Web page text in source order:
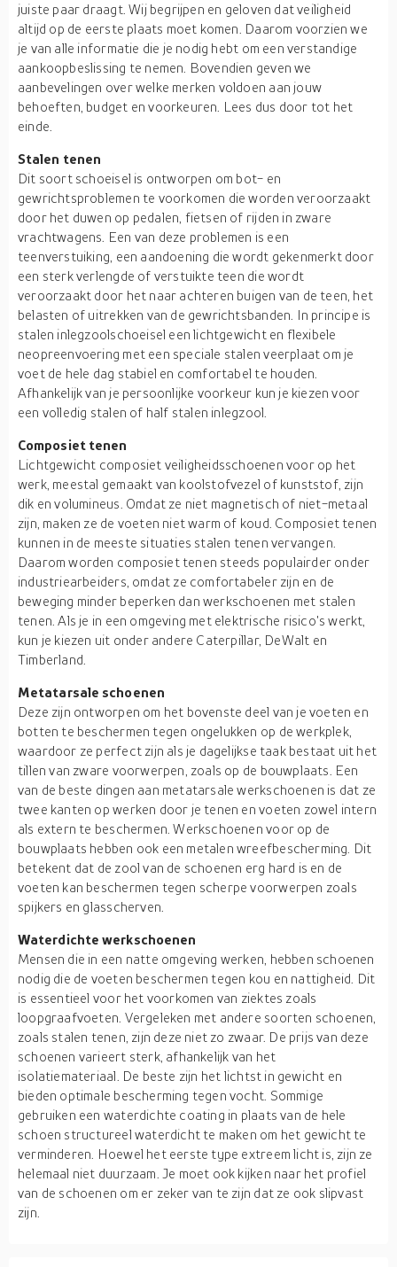
juiste paar draagt. Wij begrijpen en geloven dat veiligheid
altijd op de eerste plaats moet komen. Daarom voorzien we
je van alle informatie die je nodig hebt om een verstandige
aankoopbeslissing te nemen. Bovendien geven we
aanbevelingen over welke merken voldoen aan jouw
behoeften, budget en voorkeuren. Lees dus door tot het
einde.
Stalen tenen
Dit soort schoeisel is ontworpen om bot- en
gewrichtsproblemen te voorkomen die worden veroorzaakt
door het duwen op pedalen, fietsen of rijden in zware
vrachtwagens. Een van deze problemen is een
teenverstuiking, een aandoening die wordt gekenmerkt door
een sterk verlengde of verstuikte teen die wordt
veroorzaakt door het naar achteren buigen van de teen, het
belasten of uitrekken van de gewrichtsbanden. In principe is
stalen inlegzoolschoeisel een lichtgewicht en flexibele
neopreenvoering met een speciale stalen veerplaat om je
voet de hele dag stabiel en comfortabel te houden.
Afhankelijk van je persoonlijke voorkeur kun je kiezen voor
een volledig stalen of half stalen inlegzool.
Composiet tenen
Lichtgewicht composiet veiligheidsschoenen voor op het
werk, meestal gemaakt van koolstofvezel of kunststof, zijn
dik en volumineus. Omdat ze niet magnetisch of niet-metaal
zijn, maken ze de voeten niet warm of koud. Composiet tenen
kunnen in de meeste situaties stalen tenen vervangen.
Daarom worden composiet tenen steeds populairder onder
industriearbeiders, omdat ze comfortabeler zijn en de
beweging minder beperken dan werkschoenen met stalen
tenen. Als je in een omgeving met elektrische risico's werkt,
kun je kiezen uit onder andere Caterpillar, DeWalt en
Timberland.
Metatarsale schoenen
Deze zijn ontworpen om het bovenste deel van je voeten en
botten te beschermen tegen ongelukken op de werkplek,
waardoor ze perfect zijn als je dagelijkse taak bestaat uit het
tillen van zware voorwerpen, zoals op de bouwplaats. Een
van de beste dingen aan metatarsale werkschoenen is dat ze
twee kanten op werken door je tenen en voeten zowel intern
als extern te beschermen. Werkschoenen voor op de
bouwplaats hebben ook een metalen wreefbescherming. Dit
betekent dat de zool van de schoenen erg hard is en de
voeten kan beschermen tegen scherpe voorwerpen zoals
spijkers en glasscherven.
Waterdichte werkschoenen
Mensen die in een natte omgeving werken, hebben schoenen
nodig die de voeten beschermen tegen kou en nattigheid. Dit
is essentieel voor het voorkomen van ziektes zoals
loopgraafvoeten. Vergeleken met andere soorten schoenen,
zoals stalen tenen, zijn deze niet zo zwaar. De prijs van deze
schoenen varieert sterk, afhankelijk van het
isolatiemateriaal. De beste zijn het lichtst in gewicht en
bieden optimale bescherming tegen vocht. Sommige
gebruiken een waterdichte coating in plaats van de hele
schoen structureel waterdicht te maken om het gewicht te
verminderen. Hoewel het eerste type extreem licht is, zijn ze
helemaal niet duurzaam. Je moet ook kijken naar het profiel
van de schoenen om er zeker van te zijn dat ze ook slipvast
zijn.